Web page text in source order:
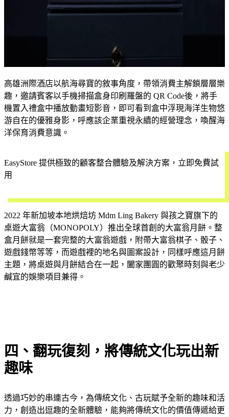
高雄洲際酒店以航海尋寶的敘事角度，帶領消費主解鎖層層樂
趣，邀請賓客以手機掃描盒身印刷羅盤的 QR Code後，將手
機置入禮盒中播放動畫短影音，即可看到盒中浮現海洋生物悠
游自在的優雅身影，呼應該企業重視永續的經營理念，喚醒海
洋保育消費意識。
EasyStore 提供極致的顧客整合體驗及解決方案，立即免費試
用
2022 年新加坡本地烘焙坊 Mdm Ling Bakery 與孩之寶旗下的
桌遊大富翁（MONOPOLY）推出全球首創的大富翁月餅。整
盒月餅就是一套完整的大富翁遊戲，附帶大富翁棋子、骰子、
遊戲錢幣等等，而遊戲裡的地名與圖案設計，同樣呼應這月餅
主題，將桌遊與月餅結合在一起，闔家團圓的歡聚時刻與老少
鹹宜的娛樂項目兼得。
四、翻玩復刻，將傳統文化玩出新
趣味
透過巧妙的串連古今，為傳統文化、古玩賦予全新的趣味和活
力，創造出逗趣的全新體驗，能夠將傳統文化的價值傳遞給更